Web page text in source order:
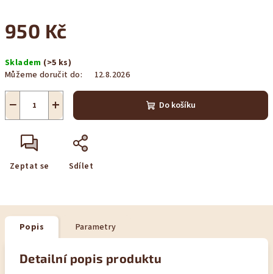
950 Kč
cena:
Skladem (>5 ks)
Můžeme doručit do:
12.8.2026
+
− Do košíku
Zeptat se Sdílet
Popis Parametry
Detailní popis produktu